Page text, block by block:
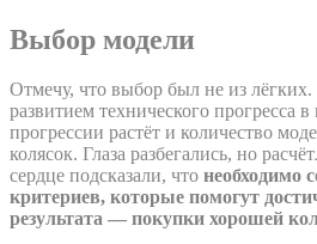
Выбор модели
Отмечу, что выбор был не из
развитием технического прогресса в
прогрессии растёт и количество
колясок. Глаза разбегались, но
сердце подсказали, что необходимо
критериев, которые помогут
результата — покупки хорошей